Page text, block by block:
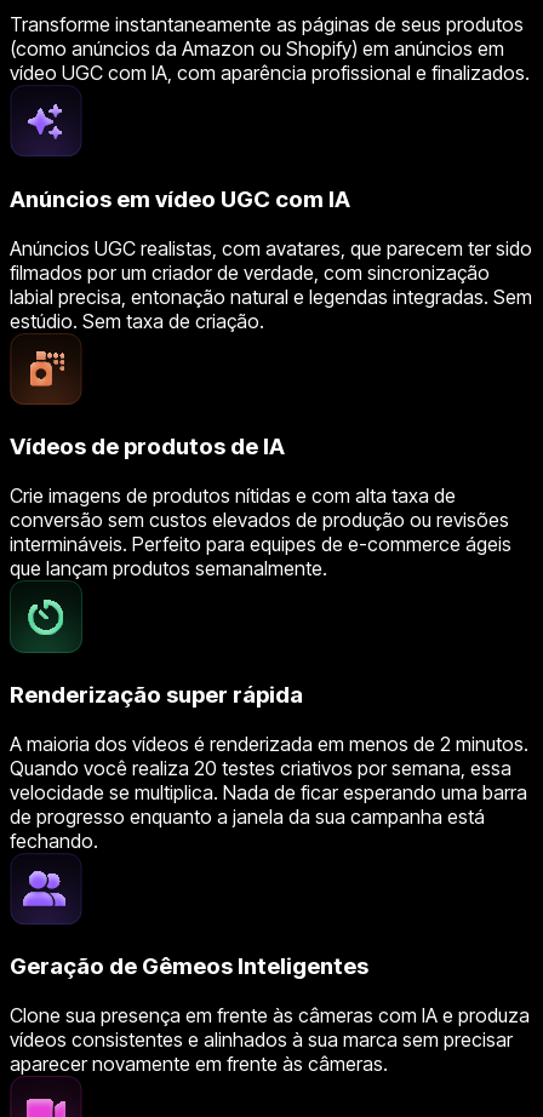
Transforme instantaneamente as páginas de seus produtos
(como anúncios da Amazon ou Shopify) em anúncios em
vídeo UGC com IA, com aparência profissional e finalizados.
Anúncios em vídeo UGC com IA
Anúncios UGC realistas, com avatares, que parecem ter sido
filmados por um criador de verdade, com sincronização
labial precisa, entonação natural e legendas integradas. Sem
estúdio. Sem taxa de criação.
Vídeos de produtos de IA
Crie imagens de produtos nítidas e com alta taxa de
conversão sem custos elevados de produção ou revisões
intermináveis. Perfeito para equipes de e-commerce ágeis
que lançam produtos semanalmente.
Renderização super rápida
A maioria dos vídeos é renderizada em menos de 2 minutos.
Quando você realiza 20 testes criativos por semana, essa
velocidade se multiplica. Nada de ficar esperando uma barra
de progresso enquanto a janela da sua campanha está
fechando.
Geração de Gêmeos Inteligentes
Clone sua presença em frente às câmeras com IA e produza
vídeos consistentes e alinhados à sua marca sem precisar
aparecer novamente em frente às câmeras.